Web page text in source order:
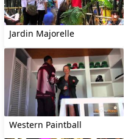
Jardin Majorelle
Western Paintball